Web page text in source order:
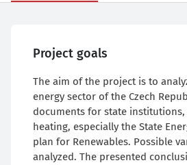
Project goals
The aim of the project is to
energy sector of the Czech
documents for state
heating, especially the State
plan for Renewables. Possible
analyzed. The presented